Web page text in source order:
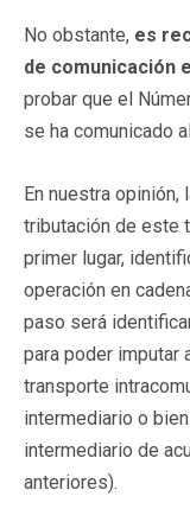
No obstante, es
de comunicación
probar que el
se ha comunicado
En nuestra
tributación de este
primer lugar,
operación en
paso será
para poder imputar
transporte
intermediario o
intermediario de
anteriores).